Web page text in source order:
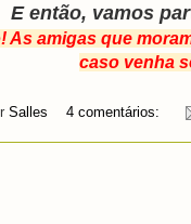
E então, vamos
As amigas que
caso venha
Salles 4 comentários: